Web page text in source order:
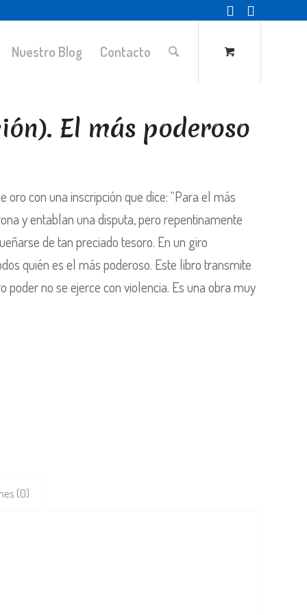
Nuestro Blog Contacto
El más poderoso
con una inscripción que dice: “Para el más
y entablan una disputa, pero repentinamente
de tan preciado tesoro. En un giro
quién es el más poderoso. Este libro transmite
no se ejerce con violencia. Es una obra muy
(0)